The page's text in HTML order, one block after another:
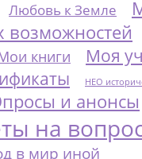
Любовь к Земле
возможностей
книги
Моя
НЕО
и анонсы
на
в мир иной